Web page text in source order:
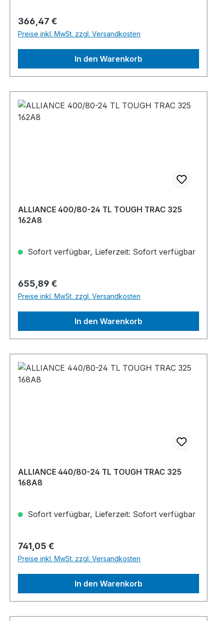
Regulärer Preis:
366,47 €
Preise inkl. MwSt. zzgl. Versandkosten
In den Warenkorb
ALLIANCE 400/80-24 TL TOUGH TRAC 325
162A8
Sofort verfügbar, Lieferzeit: Sofort verfügbar
Regulärer Preis:
655,89 €
Preise inkl. MwSt. zzgl. Versandkosten
In den Warenkorb
ALLIANCE 440/80-24 TL TOUGH TRAC 325
168A8
Sofort verfügbar, Lieferzeit: Sofort verfügbar
Regulärer Preis:
741,05 €
Preise inkl. MwSt. zzgl. Versandkosten
In den Warenkorb